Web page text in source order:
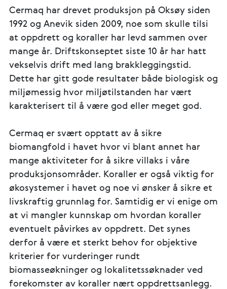
Cermaq har drevet produksjon på Oksøy siden
1992 og Anevik siden 2009, noe som skulle tilsi
at oppdrett og koraller har levd sammen over
mange år. Driftskonseptet siste 10 år har hatt
vekselvis drift med lang brakkleggingstid.
Dette har gitt gode resultater både biologisk og
miljømessig hvor miljøtilstanden har vært
karakterisert til å være god eller meget god.
Cermaq er svært opptatt av å sikre
biomangfold i havet hvor vi blant annet har
mange aktiviteter for å sikre villaks i våre
produksjonsområder. Koraller er også viktig for
økosystemer i havet og noe vi ønsker å sikre et
livskraftig grunnlag for. Samtidig er vi enige om
at vi mangler kunnskap om hvordan koraller
eventuelt påvirkes av oppdrett. Det synes
derfor å være et sterkt behov for objektive
kriterier for vurderinger rundt
biomasseøkninger og lokalitetssøknader ved
forekomster av koraller nært oppdrettsanlegg.